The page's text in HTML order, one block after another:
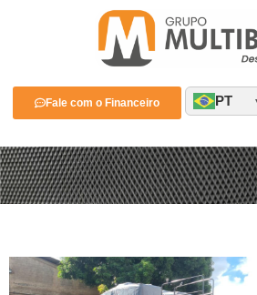
Fale com o Financeiro PT